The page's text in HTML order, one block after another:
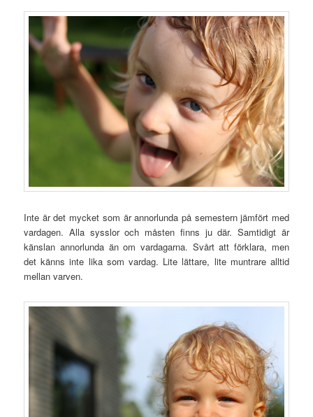
Inte är det mycket som är annorlunda på semestern jämfört med
vardagen. Alla sysslor och måsten finns ju där. Samtidigt är
känslan annorlunda än om vardagarna. Svårt att förklara, men
det känns inte lika som vardag. Lite lättare, lite muntrare alltid
mellan varven.